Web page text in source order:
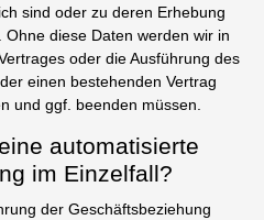
sind oder zu deren Erhebung
diese Daten werden wir in
oder die Ausführung des
einen bestehenden Vertrag
und ggf. beenden müssen.
automatisierte
im Einzelfall?
der Geschäftsbeziehung